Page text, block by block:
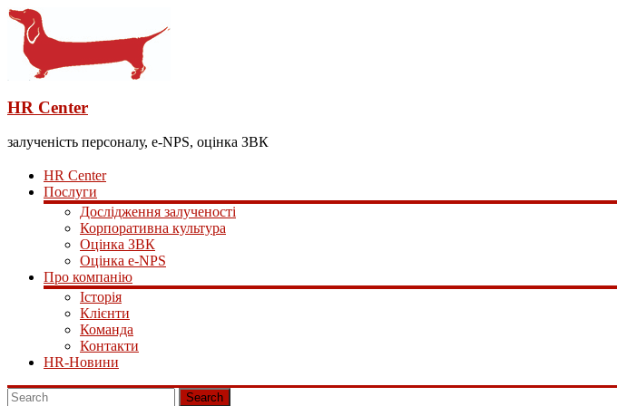
HR Center
залученість персоналу, e-NPS, оцінка ЗВК
HR Center
Послуги
Дослідження залученості
Корпоративна культура
Оцінка ЗВК
Оцінка e-NPS
Про компанію
Історія
Клієнти
Команда
Контакти
HR-Новини
Search